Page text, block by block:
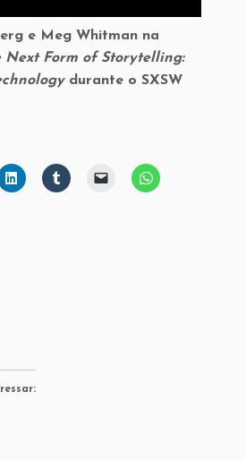
e Meg Whitman na
Next Form of Storytelling:
durante o SXSW